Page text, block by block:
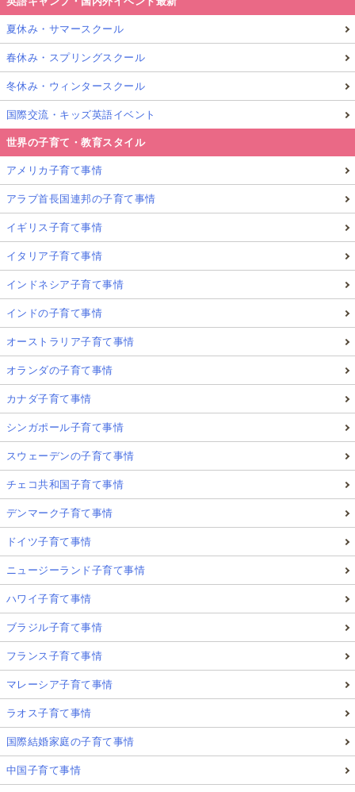
▲模擬選挙で最も支持を集めたのは「パンを焼く党」。政策は
「貧しい国の子ども達への食糧支援」。
スウェーデンでは、普段の授業でも、自分の意見を述
べる機会が多いので
自分達で政策を生み出すような創造力
他の人へ理解してもらうような
ン能力
を伸ばしているように思います。
また、いろいろな価値観、文化、立場の人が暮らすこ
のスウェーデン社会で生きていくためには必要な力な
のだと感じます。
子ども達に「政治」「選挙」「民主主義」に
楽しく興味を持てるように教えるにはどうし
たらよい？ スウェーデンの「社会科」授業
は楽しく学ぶアイデアに溢れている！
夏休み・サマースクール
春休み・スプリングスクール
冬休み・ウィンタースクール
国際交流・キッズ英語イベント
世界の子育て・教育スタイル
アメリカ子育て事情
アラブ首長国連邦の子育て事情
イギリス子育て事情
イタリア子育て事情
インドネシア子育て事情
インドの子育て事情
オーストラリア子育て事情
オランダの子育て事情
カナダ子育て事情
シンガポール子育て事情
スウェーデンの子育て事情
チェコ共和国子育て事情
デンマーク子育て事情
ドイツ子育て事情
ニュージーランド子育て事情
ハワイ子育て事情
ブラジル子育て事情
フランス子育て事情
マレーシア子育て事情
ラオス子育て事情
国際結婚家庭の子育て事情
中国子育て事情